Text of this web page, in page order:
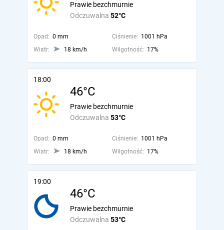
Odczuwalna 52°C
Prawie bezchmurnie
Opad: 0 mm Ciśnienie: 1001 hPa
Wiatr:
18 km/h Wilgotność: 17%
18:00
46°C
Odczuwalna 53°C
Prawie bezchmurnie
Opad: 0 mm Ciśnienie: 1001 hPa
Wiatr:
18 km/h Wilgotność: 17%
19:00
46°C
Odczuwalna 53°C
Prawie bezchmurnie